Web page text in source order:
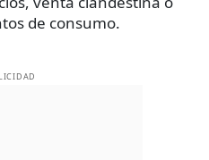
de consumo.